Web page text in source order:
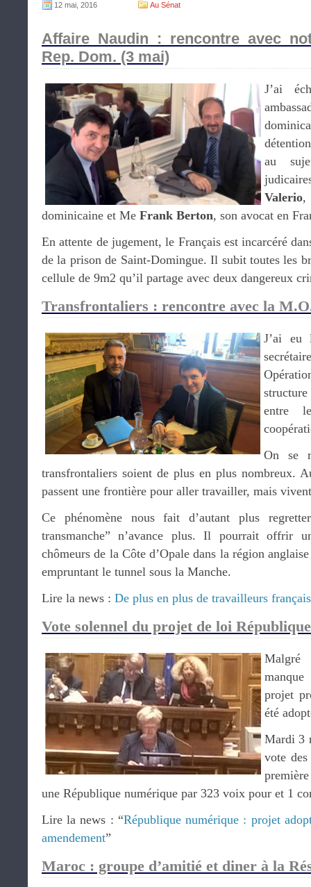
12 mai, 2016 Au Sénat
Affaire Naudin : rencontre avec
Rep. Dom. (3 mai)
J’ai
au
Valerio,
dominicaine et Me Frank Berton, son avocat en
En attente de jugement, le Français est incarcéré
de la prison de Saint-Domingue. Il subit toutes les
cellule de 9m2 qu’il partage avec deux dangereux
Transfrontaliers : rencontre avec la
J’ai eu
entre
On se
transfrontaliers soient de plus en plus nombreux.
passent une frontière pour aller travailler, mais
Ce phénomène nous fait d’autant plus
transmanche” n’avance plus. Il pourrait offrir
chômeurs de la Côte d’Opale dans la région
empruntant le tunnel sous la Manche.
Lire la news : De plus en plus de travailleurs
Vote solennel du projet de loi
Malgré
projet
été
Mardi 3
vote
une République numérique par 323 voix pour et 1
Lire la news : “République numérique : projet
amendement”
Maroc : groupe d’amitié et diner à la